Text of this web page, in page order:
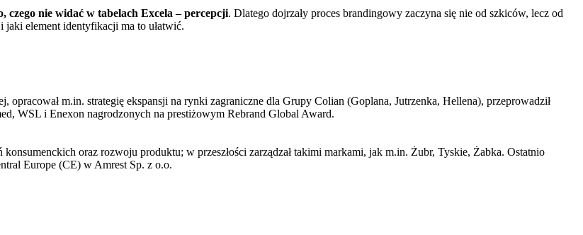
nie widać w tabelach Excela – percepcji. Dlatego dojrzały proces brandingowy zaczyna się nie od szkiców, lecz od
jaki element identyfikacji ma to ułatwić.
m.in. strategię ekspansji na rynki zagraniczne dla Grupy Colian (Goplana, Jutrzenka, Hellena), przeprowadził
WSL i Enexon nagrodzonych na prestiżowym Rebrand Global Award.
oraz rozwoju produktu; w przeszłości zarządzał takimi markami, jak m.in. Żubr, Tyskie, Żabka. Ostatnio
Europe (CE) w Amrest Sp. z o.o.